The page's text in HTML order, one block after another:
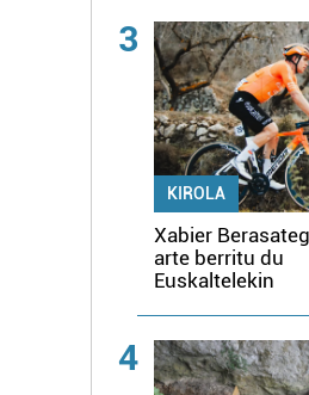
3
KIROLA
Xabier
arte berritu du
Euskaltelekin
4